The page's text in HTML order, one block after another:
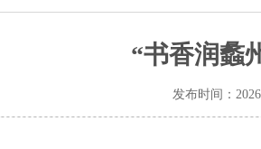
“书香润蠡
发布时间：